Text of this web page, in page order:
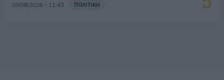
09/08/2026 - 11:43 ΠΟΛΙΤΙΚΗ